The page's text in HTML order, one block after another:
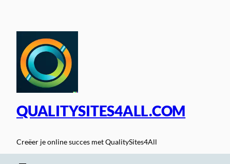
inhoud
QUALITYSITES4ALL.COM
Creëer je online succes met QualitySites4All